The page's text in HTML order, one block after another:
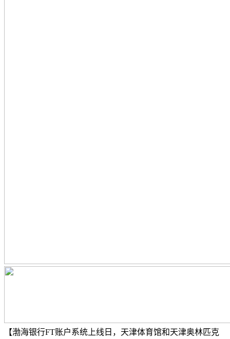
【渤海银行FT账户系统上线日，天津体育馆和天津奥林匹克